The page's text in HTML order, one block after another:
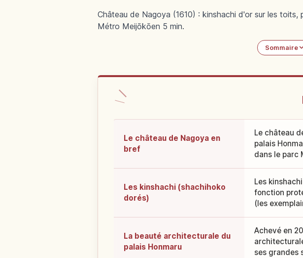
Château de Nagoya (1610) : kinshachi d'or sur les
Métro Meijōkōen 5 min.
Sommaire
Le château de Nagoya en
bref
Le château
palais
dans le parc
Les kinshachi (shachihoko
dorés)
Les
fonction
(les
La beauté architecturale du
palais Honmaru
Achevé en
ses grandes